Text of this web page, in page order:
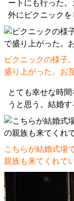
ートにも行った。
外にピクニックを
ピクニックの様子
盛り上がった。お
とても幸せな時
うと思う。結婚す
こちらが結婚式場
親族も来てくれて